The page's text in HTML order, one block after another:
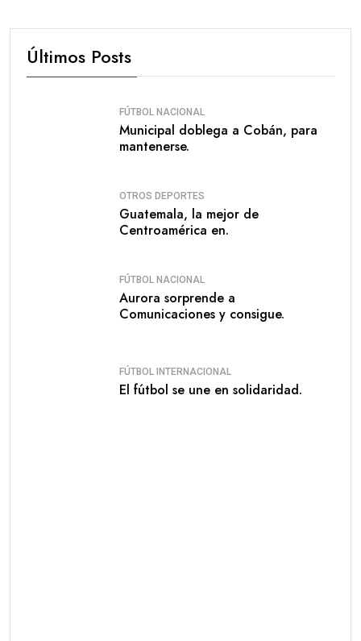
Últimos Posts
FÚTBOL NACIONAL
Municipal doblega a Cobán, para
mantenerse.
OTROS DEPORTES
Guatemala, la mejor de
Centroamérica en.
FÚTBOL NACIONAL
Aurora sorprende a
Comunicaciones y consigue.
FÚTBOL INTERNACIONAL
El fútbol se une en solidaridad.